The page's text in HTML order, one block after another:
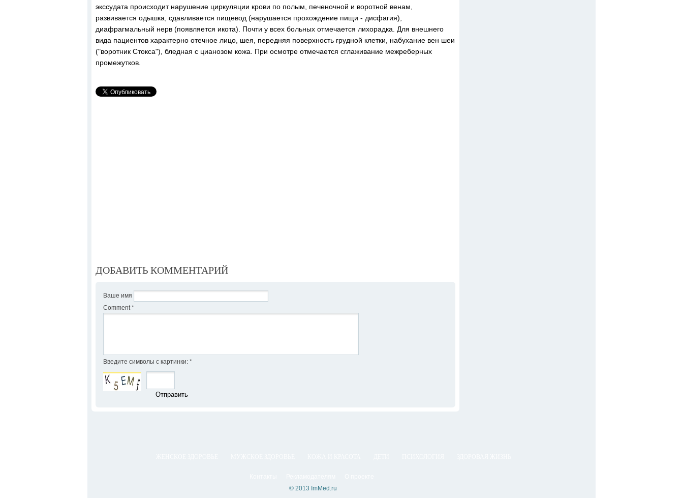
экссудата происходит нарушение циркуляции крови по полым, печеночной и воротной венам,
развивается одышка, сдавливается пищевод (нарушается прохождение пищи - дисфагия),
диафрагмальный нерв (появляется икота). Почти у всех больных отмечается лихорадка. Для внешнего
вида пациентов характерно отечное лицо, шея, передняя поверхность грудной клетки, набухание вен шеи
("воротник Стокса"), бледная с цианозом кожа. При осмотре отмечается сглаживание межреберных
промежутков.
ДОБАВИТЬ КОММЕНТАРИЙ
Ваше имя
Comment *
Введите символы с картинки: *
© 2013 ImMed.ru